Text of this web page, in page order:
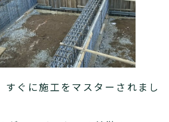
すぐに施工をマスターされまし